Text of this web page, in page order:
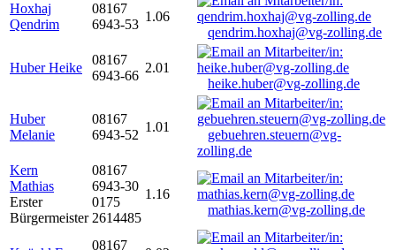
Hoxhaj
Qendrim
08167
6943-53
1.06
qendrim.hoxhaj@vg-zolling.de
Huber Heike
08167
6943-66
2.01
heike.huber@vg-zolling.de
Huber
Melanie
08167
6943-52
1.01
gebuehren.steuern@vg-
zolling.de
Kern
Mathias
Erster
Bürgermeister
08167
6943-30
0175
2614485
1.16
mathias.kern@vg-zolling.de
08167